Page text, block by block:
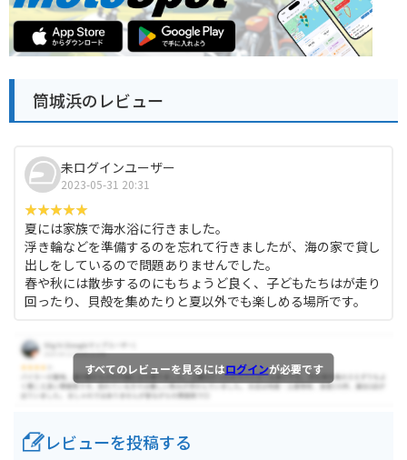
筒城浜のレビュー
未ログインユーザー
2023-05-31 20:31
夏には家族で海水浴に行きました。
浮き輪などを準備するのを忘れて行きましたが、海の家で貸し
出しをしているので問題ありませんでした。
春や秋には散歩するのにもちょうど良く、子どもたちはが走り
回ったり、貝殻を集めたりと夏以外でも楽しめる場所です。
すべてのレビューを見るにはログインが必要です
レビューを投稿する